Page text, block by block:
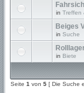
in Treffen
Beiges
in Suche
in Biete
Seite 1 von 5 [ Die Suche